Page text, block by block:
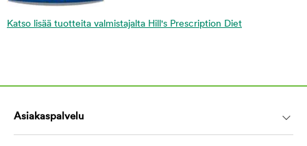
Katso lisää tuotteita valmistajalta Hill's Prescription Diet
Asiakaspalvelu